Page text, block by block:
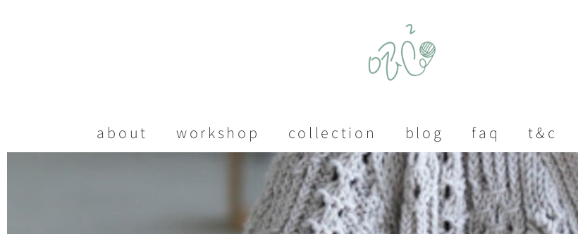
about workshop collection blog faq t&c